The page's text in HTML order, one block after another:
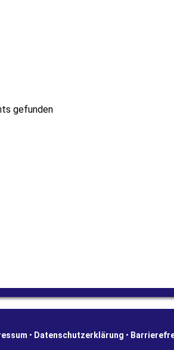
gefunden
• Datenschutzerklärung •